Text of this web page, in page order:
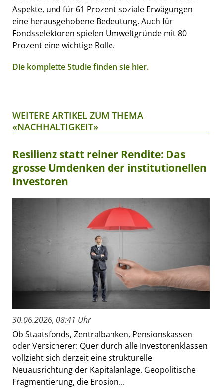
Aspekte, und für 61 Prozent soziale Erwägungen
eine herausgehobene Bedeutung. Auch für
Fondsselektoren spielen Umweltgründe mit 80
Prozent eine wichtige Rolle.
Die komplette Studie finden sie hier.
WEITERE ARTIKEL ZUM THEMA
«NACHHALTIGKEIT»
Resilienz statt reiner Rendite: Das
grosse Umdenken der institutionellen
Investoren
30.06.2026, 08:41 Uhr
Ob Staatsfonds, Zentralbanken, Pensionskassen
oder Versicherer: Quer durch alle Investorenklassen
vollzieht sich derzeit eine strukturelle
Neuausrichtung der Kapitalanlage. Geopolitische
Fragmentierung, die Erosion...